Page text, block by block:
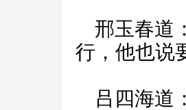
邢玉春道
行，他也说
吕四海道